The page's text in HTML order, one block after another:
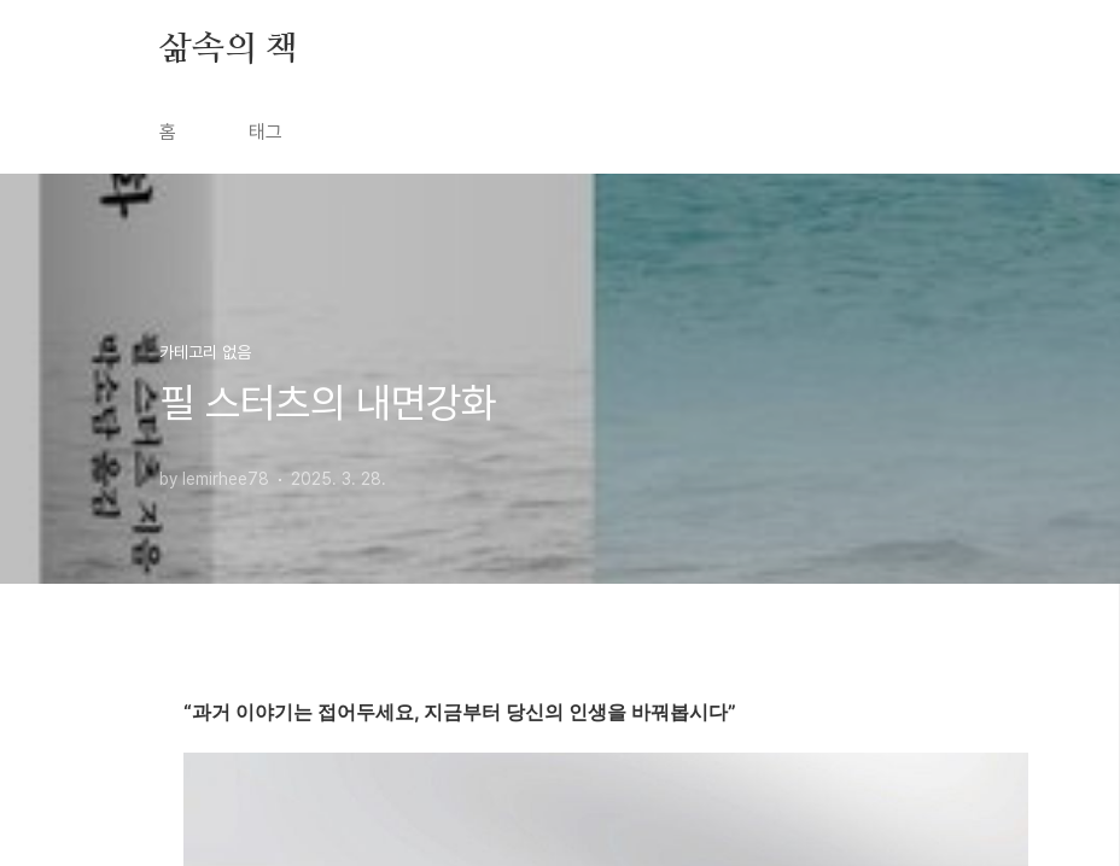
삶속의 책
홈 태그
카테고리 없음
필 스터츠의 내면강화
by lemirhee78 2025. 3. 28.
“과거 이야기는 접어두세요, 지금부터 당신의 인생을 바꿔봅시다”